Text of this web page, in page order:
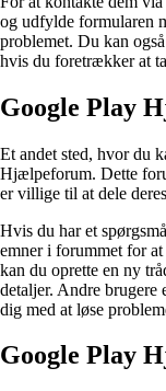
og udfylde formularen
problemet. Du kan
hvis du foretrækker at
Google Play
Et andet sted, hvor du
Hjælpeforum. Dette
er villige til at dele
Hvis du har et
emner i forummet for
kan du oprette en ny
detaljer. Andre brugere
dig med at løse
Google Play